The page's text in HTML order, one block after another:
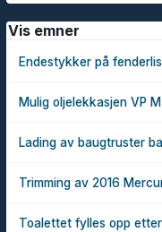
Vis emner
Endestykker på
Mulig oljelekkasjen VP
Lading av baugtruster
Trimming av 2016
Toalettet fylles opp